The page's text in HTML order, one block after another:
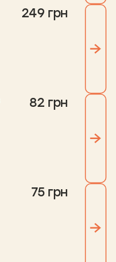
249 грн
82 грн
75 грн